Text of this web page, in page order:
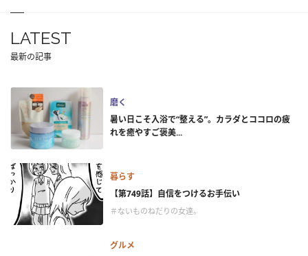
LATEST
最新の記事
磨く
暑い日こそ入浴で“整える”。カラダとココロの疲
れを癒やすご褒美...
暮らす
【第749話】自信をつけるお手伝い
＃ないものねだりの女達。
グルメ